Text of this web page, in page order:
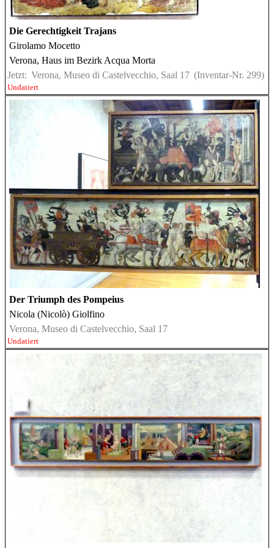
Die Gerechtigkeit Trajans
Girolamo Mocetto
Verona, Haus im Bezirk Acqua Morta
Jetzt: Verona, Museo di Castelvecchio, Saal 17 (Inventar-Nr. 299)
Undatiert
Der Triumph des Pompeius
Nicola (Nicolò) Giolfino
Verona, Museo di Castelvecchio, Saal 17
Undatiert